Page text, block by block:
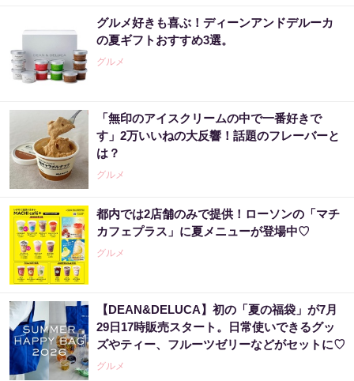
グルメ好きも喜ぶ！ディーンアンドデルーカ
の夏ギフトおすすめ3選。
グルメ
「無印のアイスクリームの中で一番好きで
す」2万いいねの大反響！話題のフレーバーと
は？
グルメ
都内では2店舗のみで提供！ローソンの「マチ
カフェプラス」に夏メニューが登場中♡
グルメ
【DEAN&DELUCA】初の「夏の福袋」が7月
29日17時販売スタート。日常使いできるグッ
ズやティー、フルーツゼリーなどがセットに♡
グルメ